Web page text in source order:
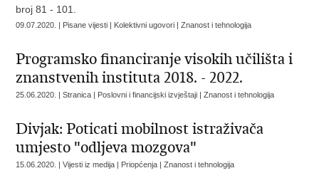
broj 81 - 101.
09.07.2020. | Pisane vijesti | Kolektivni ugovori | Znanost i tehnologija
Programsko financiranje visokih učilišta i
znanstvenih instituta 2018. - 2022.
25.06.2020. | Stranica | Poslovni i financijski izvještaji | Znanost i tehnologija
Divjak: Poticati mobilnost istraživača
umjesto "odljeva mozgova"
15.06.2020. | Vijesti iz medija | Priopćenja | Znanost i tehnologija